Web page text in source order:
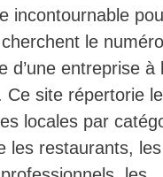
incontournable
le
d’une entreprise à
Ce site répertorie
locales par
les restaurants, les